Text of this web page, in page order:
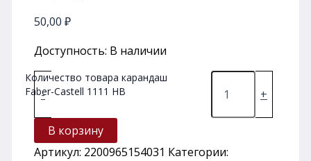
50,00 ₽
Доступность: В наличии
-
Количество товара карандаш
Faber-Castell 1111 HB
+
В корзину
Артикул: 2200965154031 Категории: